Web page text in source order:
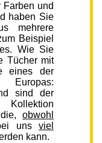
Farben und
haben Sie
mehrere
Beispiel
Wie Sie
Tücher mit
eines der
sind der
obwohl
unsviel
kann.